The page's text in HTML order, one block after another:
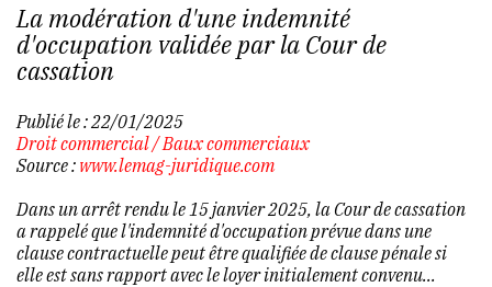
La modération d'une indemnité
d'occupation validée par la Cour de
cassation
Publié le :22/01/2025
Droit commercial/Baux commerciaux
Source : www.lemag-juridique.com
Dans un arrêt rendu le 15 janvier 2025, la Cour de cassation
a rappelé que l'indemnité d'occupation prévue dans une
clause contractuelle peut être qualifiée de clause pénale si
elle est sans rapport avec le loyer initialement convenu...